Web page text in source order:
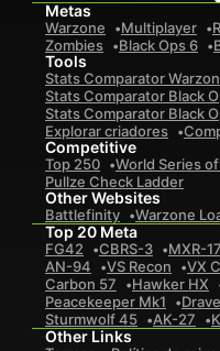
Metas
Warzone Multiplayer
Zombies
Black Ops 6
Tools
Stats Comparator
Stats Comparator Black
Stats Comparator Black
Explorar criadores
Competitive
Top 250 World Series
Pullze Check Ladder
Other Websites
Battlefinity Warzone
Top 20 Meta
FG42 CBRS-3 MXR-17
AN-94
VS Recon VX
Carbon 57
Hawker HX
Peacekeeper Mk1
Sturmwolf 45
AK-27
Other Links